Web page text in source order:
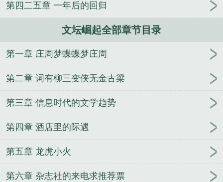
第四二五章 一年后的回归
文坛崛起全部章节目录
第一章 庄周梦蝶蝶梦庄周
第二章 词有柳三变侠无金古梁
第三章 信息时代的文学趋势
第四章 酒店里的际遇
第五章 龙虎小火
第六章 杂志社的来电求推荐票